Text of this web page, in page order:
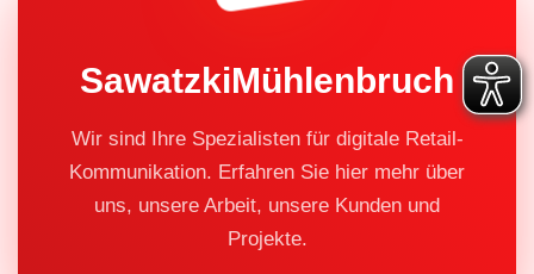
SawatzkiMühlenbruch
Wir sind Ihre Spezialisten für digitale Retail-
Kommunikation. Erfahren Sie hier mehr über
uns, unsere Arbeit, unsere Kunden und
Projekte.